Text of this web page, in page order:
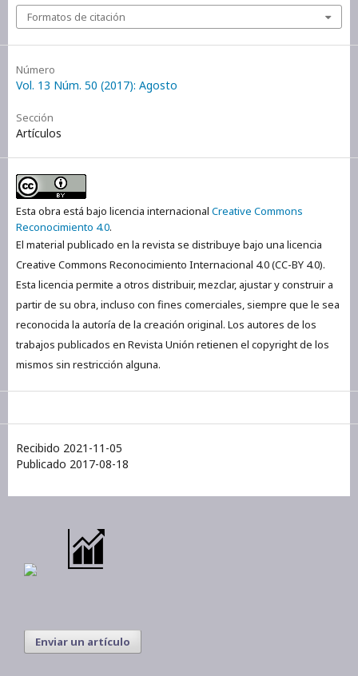
Formatos de citación
Número
Vol. 13 Núm. 50 (2017): Agosto
Sección
Artículos
Esta obra está bajo licencia internacional Creative Commons
Reconocimiento 4.0.
El material publicado en la revista se distribuye bajo una licencia
Creative Commons Reconocimiento Internacional 4.0 (CC-BY 4.0).
Esta licencia permite a otros distribuir, mezclar, ajustar y construir a
partir de su obra, incluso con fines comerciales, siempre que le sea
reconocida la autoría de la creación original. Los autores de los
trabajos publicados en Revista Unión retienen el copyright de los
mismos sin restricción alguna.
Recibido 2021-11-05
Publicado 2017-08-18
Enviar un artículo